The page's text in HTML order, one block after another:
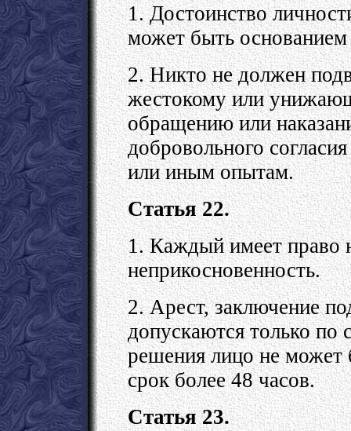
1. Достоинство
может быть основанием
2. Никто не должен
жестокому или
обращению или
добровольного
или иным опытам.
Статья 22.
1. Каждый имеет право
неприкосновенность.
2. Арест, заключение
допускаются только
решения лицо не может
срок более 48 часов.
Статья 23.